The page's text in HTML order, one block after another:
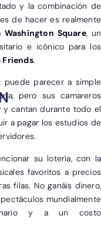
y la combinación de
de hacer es realmente
Washington Square, un
e icónico para los
Friends.
puede parecer a simple
pero sus camareros
y cantan durante todo el
a pagar los estudios de
su lotería, con la
favoritos a precios
filas. No ganáis dinero,
mundialmente
y a un costo